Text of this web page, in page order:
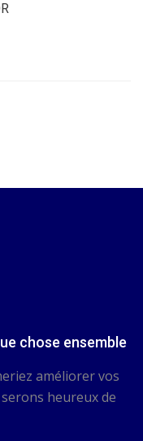
chose ensemble
améliorer vos
heureux de